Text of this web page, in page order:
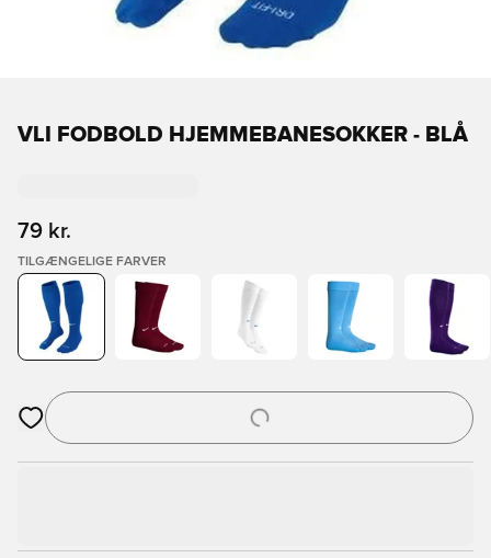
VLI FODBOLD HJEMMEBANESOKKER - BLÅ
79 kr.
TILGÆNGELIGE FARVER
Åbner en Modal til at logge ind eller tilmelde dig som medlem